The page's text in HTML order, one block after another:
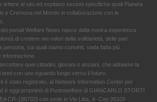
lettere al sito ed ospitano sezioni specifiche quali Pianeta
e Cremona nel Mondo in collaborazione con le
portali Welfare News nasce dalla nostra esperienza
di credere nei valori della solidarietà, delle pari
persona, sui quali siamo convinti, vada fatta più
quei cittadini, giovani o anziani, che abbiamo la
con uno sguardo lungo verso il futuro.
è stato registrato, al Network Information Center per
è oggi proprietà di Puntowelfare di GIANCARLO STORTI
CR-188702] con sede in Via Litta, 4- Cap 26100